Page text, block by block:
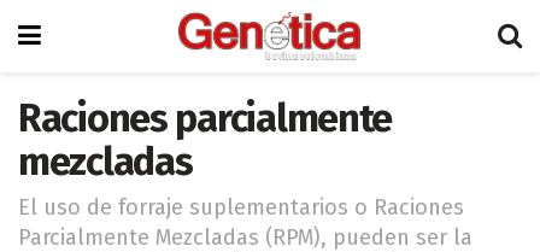
Raciones parcialmente
mezcladas
El uso de forraje suplementarios o Raciones
Parcialmente Mezcladas (RPM), pueden ser la